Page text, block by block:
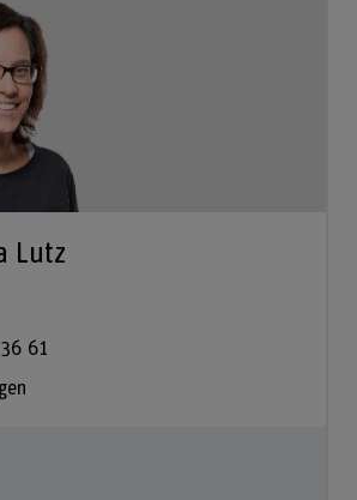
Lutz
61